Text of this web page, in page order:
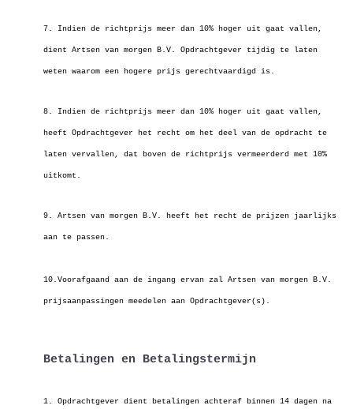
7. Indien de richtprijs meer dan 10% hoger uit gaat vallen,
dient Artsen van morgen B.V. Opdrachtgever tijdig te laten
weten waarom een hogere prijs gerechtvaardigd is.
8. Indien de richtprijs meer dan 10% hoger uit gaat vallen,
heeft Opdrachtgever het recht om het deel van de opdracht te
laten vervallen, dat boven de richtprijs vermeerderd met 10%
uitkomt.
9. Artsen van morgen B.V. heeft het recht de prijzen jaarlijks
aan te passen.
10.Voorafgaand aan de ingang ervan zal Artsen van morgen B.V.
prijsaanpassingen meedelen aan Opdrachtgever(s).
Betalingen en Betalingstermijn
1. Opdrachtgever dient betalingen achteraf binnen 14 dagen na